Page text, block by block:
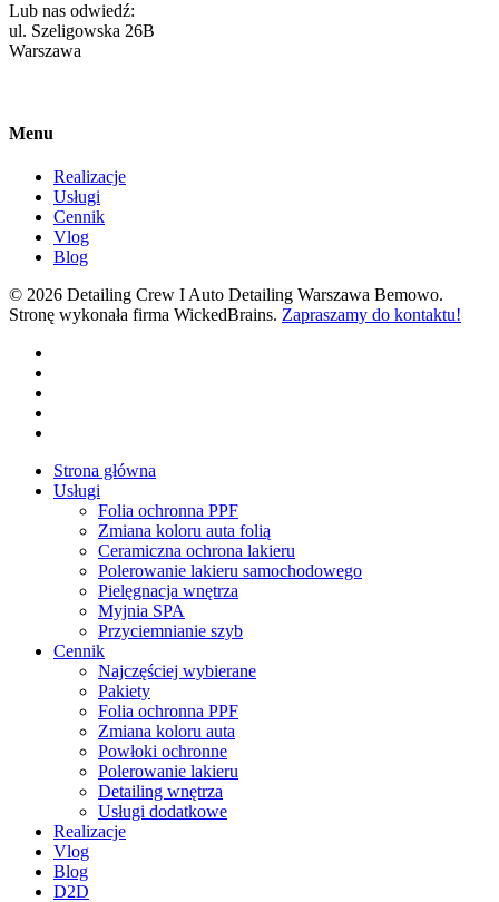
Lub nas odwiedź:
ul. Szeligowska 26B
Warszawa
Menu
Realizacje
Usługi
Cennik
Vlog
Blog
© 2026 Detailing Crew I Auto Detailing Warszawa Bemowo.
Stronę wykonała firma WickedBrains. Zapraszamy do kontaktu!
Close
Menu
Strona główna
Usługi
Folia ochronna PPF
Zmiana koloru auta folią
Ceramiczna ochrona lakieru
Polerowanie lakieru samochodowego
Pielęgnacja wnętrza
Myjnia SPA
Przyciemnianie szyb
Cennik
Najczęściej wybierane
Pakiety
Folia ochronna PPF
Zmiana koloru auta
Powłoki ochronne
Polerowanie lakieru
Detailing wnętrza
Usługi dodatkowe
Realizacje
Vlog
Blog
D2D